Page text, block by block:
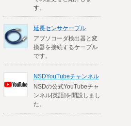
す。
延長センサケーブル
アブソコーダ検出器と変
換器を接続するケーブル
です。
NSDYouTubeチャンネル
NSDの公式YouTubeチャ
ンネル[英語]を開設しまし
た。